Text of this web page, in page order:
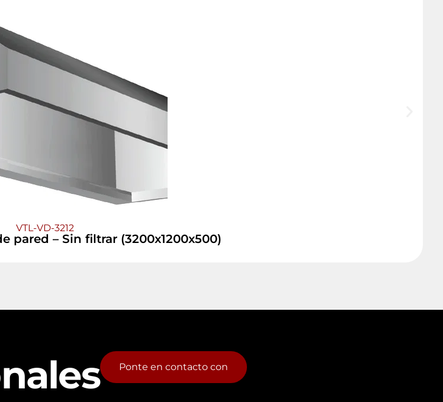
VTL-VD-3212
pared – Sin filtrar (3200x1200x500)
Ponte en contacto con